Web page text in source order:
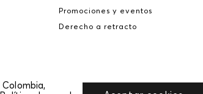
Promociones y eventos
Derecho a retracto